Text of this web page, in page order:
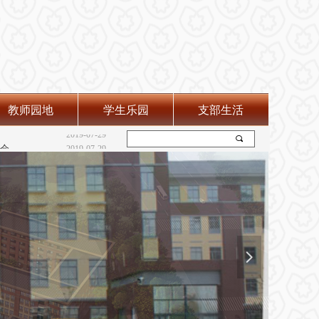
끠
2019-07-29
“弘扬雷锋精神 践行志愿服务”--学雷锋主题系列活动
2019-07-29
2019-07-29
教师园地 学生乐园 支部生活
넲